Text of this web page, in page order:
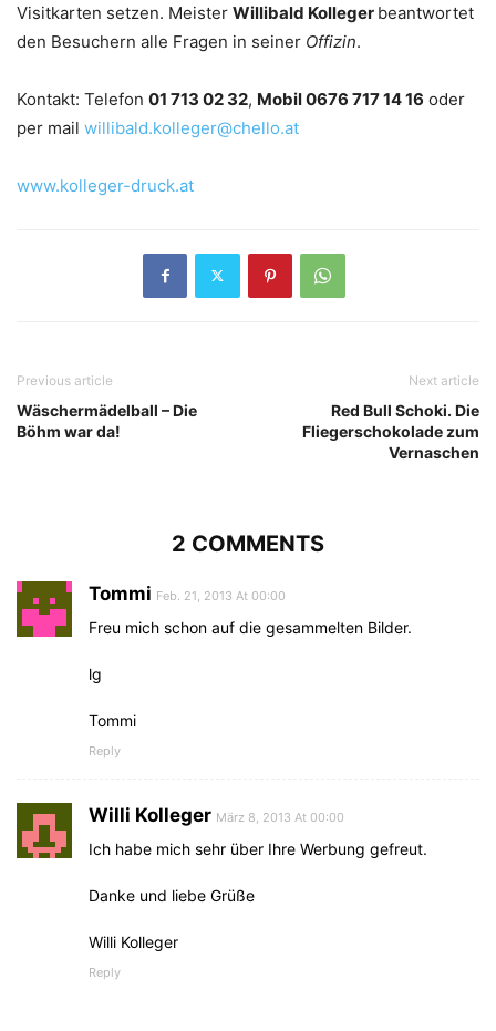
Visitkarten setzen. Meister Willibald Kolleger beantwortet
den Besuchern alle Fragen in seiner Offizin.
Kontakt: Telefon 01 713 02 32, Mobil 0676 717 14 16 oder
per mail willibald.kolleger@chello.at
www.kolleger-druck.at
Previous article
Wäschermädelball – Die
Böhm war da!
Next article
Red Bull Schoki. Die
Fliegerschokolade zum
Vernaschen
2 COMMENTS
Tommi Feb. 21, 2013 At 00:00
Freu mich schon auf die gesammelten Bilder.
lg
Tommi
Reply
Willi Kolleger März 8, 2013 At 00:00
Ich habe mich sehr über Ihre Werbung gefreut.
Danke und liebe Grüße
Willi Kolleger
Reply